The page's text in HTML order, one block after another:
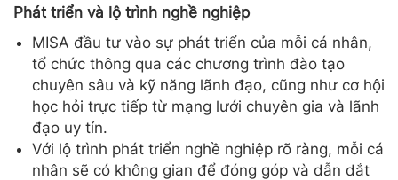
Phát triển và lộ trình nghề nghiệp
MISA đầu tư vào sự phát triển của mỗi cá nhân,
tổ chức thông qua các chương trình đào tạo
chuyên sâu và kỹ năng lãnh đạo, cũng như cơ hội
học hỏi trực tiếp từ mạng lưới chuyên gia và lãnh
đạo uy tín.
Với lộ trình phát triển nghề nghiệp rõ ràng, mỗi cá
nhân sẽ có không gian để đóng góp và dẫn dắt